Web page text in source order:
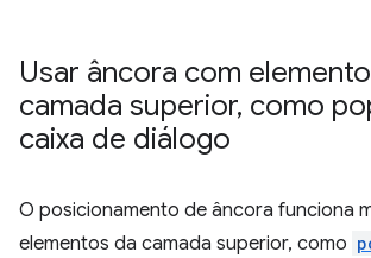
Usar âncora com
camada superior, como
caixa de diálogo
O posicionamento de âncora funciona
elementos da camada superior, como